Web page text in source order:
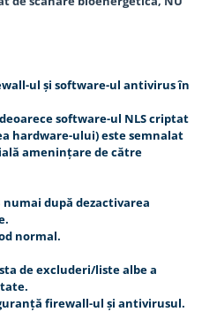
ul și software-ul antivirus în
software-ul NLScriptat
hardware-ului)estesemnalat
amenințare de către
după dezactivarea
normal.
de excluderi/liste albe a
firewall-ul și antivirusul.